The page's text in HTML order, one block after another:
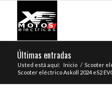
Últimas entradas
Usted está aquí: Inicio / Scooter
Scooter eléctrico Askoll 2024 eS2